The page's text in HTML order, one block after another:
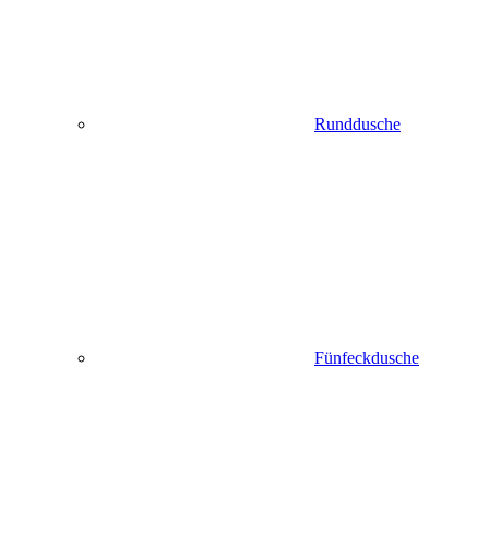
Runddusche
Fünfeckdusche